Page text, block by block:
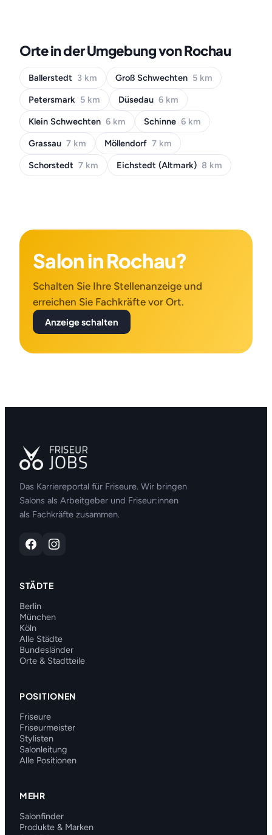
Orte in der Umgebung von Rochau
Ballerstedt 3 km Groß Schwechten 5 km
Petersmark 5 km Düsedau 6 km
Klein Schwechten 6 km Schinne 6 km
Grassau 7 km Möllendorf 7 km
Schorstedt 7 km Eichstedt (Altmark) 8 km
Salon in Rochau?
Schalten Sie Ihre Stellenanzeige und
erreichen Sie Fachkräfte vor Ort.
Anzeige schalten
Das Karriereportal für Friseure. Wir bringen
Salons als Arbeitgeber und Friseur:innen
als Fachkräfte zusammen.
STÄDTE
Berlin
München
Köln
Alle Städte
Bundesländer
Orte & Stadtteile
POSITIONEN
Friseure
Friseurmeister
Stylisten
Salonleitung
Alle Positionen
MEHR
Salonfinder
Produkte & Marken